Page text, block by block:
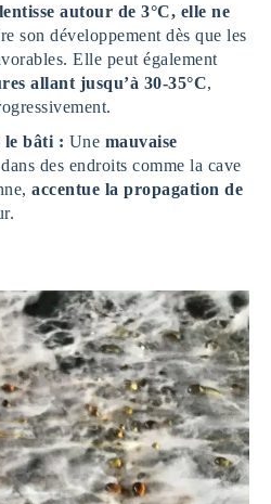
autour de 3°C, elle ne
son développement dès que les
Elle peut également
allant jusqu’à 30-35°C,
le bâti : Une mauvaise
des endroits comme la cave
accentue la propagation de